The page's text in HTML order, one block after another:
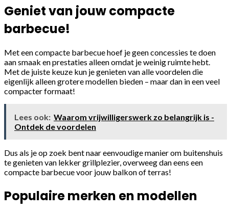
Geniet van jouw compacte
barbecue!
Met een compacte barbecue hoef je geen concessies te doen
aan smaak en prestaties alleen omdat je weinig ruimte hebt.
Met de juiste keuze kun je genieten van alle voordelen die
eigenlijk alleen grotere modellen bieden – maar dan in een veel
compacter formaat!
Lees ook: Waarom vrijwilligerswerk zo belangrijk is -
Ontdek de voordelen
Dus als je op zoek bent naar eenvoudige manier om buitenshuis
te genieten van lekker grillplezier, overweeg dan eens een
compacte barbecue voor jouw balkon of terras!
Populaire merken en modellen